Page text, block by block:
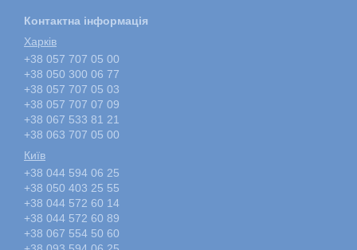
Контактна інформація
Харкiв
+38 057 707 05 00
+38 050 300 06 77
+38 057 707 05 03
+38 057 707 07 09
+38 067 533 81 21
+38 063 707 05 00
Київ
+38 044 594 06 25
+38 050 403 25 55
+38 044 572 60 14
+38 044 572 60 89
+38 067 554 50 60